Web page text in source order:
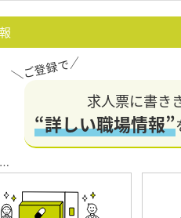
求人票に書き
“詳しい職場情報”